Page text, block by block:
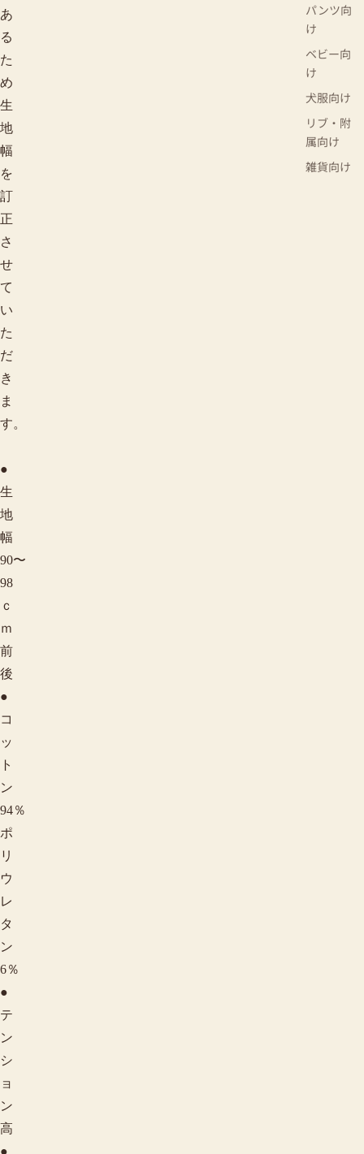
パンツ向
け
ベビー向
け
犬服向け
リブ・附
属向け
雑貨向け
あ
る
た
め
生
地
幅
を
訂
正
さ
せ
て
い
た
だ
き
ま
す。
●
生
地
幅
90〜
98
ｃ
ｍ
前
後
●
コ
ッ
ト
ン
94％
ポ
リ
ウ
レ
タ
ン
6％
●
テ
ン
シ
ョ
ン
高